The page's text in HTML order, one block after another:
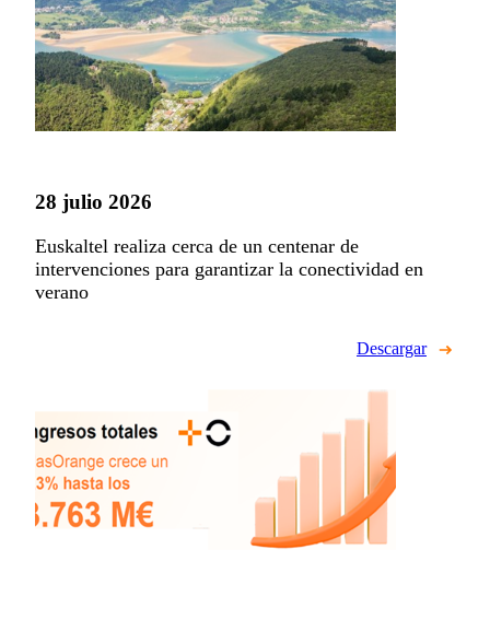
28 julio 2026
Euskaltel realiza cerca de un centenar de
intervenciones para garantizar la conectividad en
verano
Descargar